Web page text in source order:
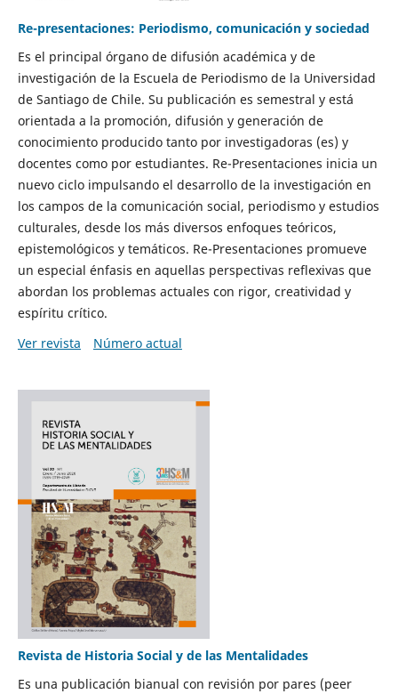
Re-presentaciones: Periodismo, comunicación y sociedad
Es el principal órgano de difusión académica y de
investigación de la Escuela de Periodismo de la Universidad
de Santiago de Chile. Su publicación es semestral y está
orientada a la promoción, difusión y generación de
conocimiento producido tanto por investigadoras (es) y
docentes como por estudiantes. Re-Presentaciones inicia un
nuevo ciclo impulsando el desarrollo de la investigación en
los campos de la comunicación social, periodismo y estudios
culturales, desde los más diversos enfoques teóricos,
epistemológicos y temáticos. Re-Presentaciones promueve
un especial énfasis en aquellas perspectivas reflexivas que
abordan los problemas actuales con rigor, creatividad y
espíritu crítico.
Ver revista
Número actual
Revista de Historia Social y de las Mentalidades
Es una publicación bianual con revisión por pares (peer